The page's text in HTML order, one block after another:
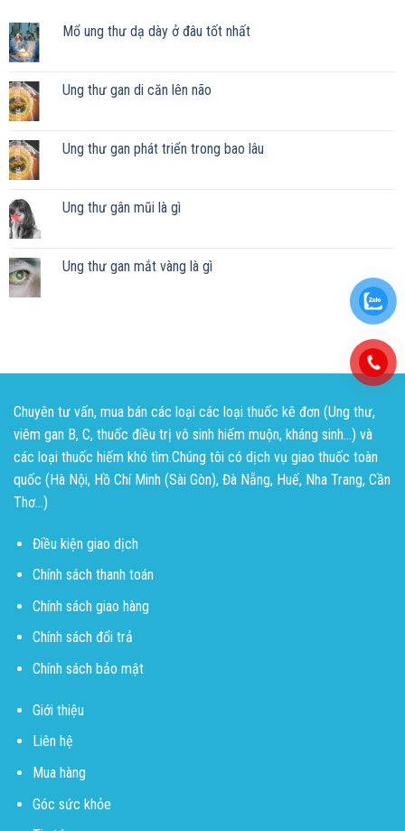
Mổ ung thư dạ dày ở đâu tốt nhất
Ung thư gan di căn lên não
Ung thư gan phát triển trong bao lâu
Ung thư gân mũi là gì
Ung thư gan mắt vàng là gì
Chuyên tư vấn, mua bán các loại các loại thuốc kê đơn (Ung thư,
viêm gan B, C, thuốc điều trị vô sinh hiếm muộn, kháng sinh...) và
các loại thuốc hiếm khó tìm.Chúng tôi có dịch vụ giao thuốc toàn
quốc (Hà Nội, Hồ Chí Minh (Sài Gòn), Đà Nẵng, Huế, Nha Trang, Cần
Thơ...)
Điều kiện giao dịch
Chính sách thanh toán
Chính sách giao hàng
Chính sách đổi trả
Chính sách bảo mật
Giới thiệu
Liên hệ
Mua hàng
Góc sức khỏe